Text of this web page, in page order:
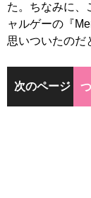
た。ちなみに、
ャルゲーの『
思いついたの
次のページ